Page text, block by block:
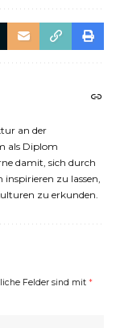
an der
als Diplom
damit, sich durch
zu lassen,
zu erkunden.
Felder sind mit *